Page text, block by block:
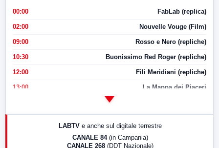
00:00 FabLab (replica)
02:00 Nouvelle Vouge (Film)
09:00 Rosso e Nero (repliche)
10:30 Buonissimo Red Roger (repliche)
12:00 Fili Meridiani (repliche)
13:00 La Mappa dei Piaceri
LABTV e anche sul digitale terrestre
CANALE 84 (in Campania)
CANALE 268 (DDT Nazionale)